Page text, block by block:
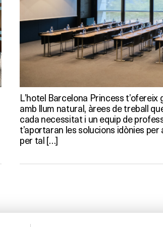
L’hotel Barcelona Princess t’ofereix
amb llum natural, àrees de treball
cada necessitat i un equip de
t’aportaran les solucions idònies
per tal […]